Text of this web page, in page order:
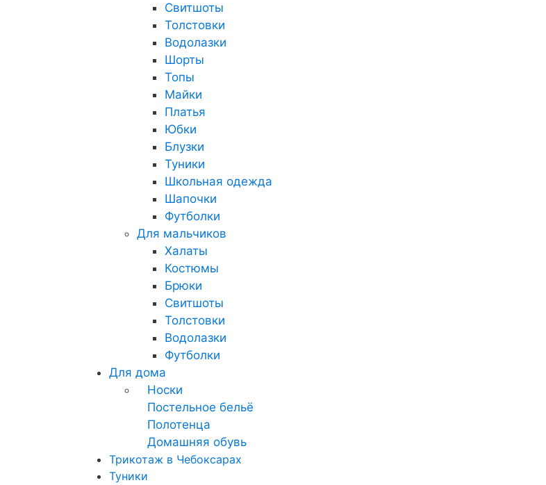
Свитшоты
Толстовки
Водолазки
Шорты
Топы
Майки
Платья
Юбки
Блузки
Туники
Школьная одежда
Шапочки
Футболки
Для мальчиков
Халаты
Костюмы
Брюки
Свитшоты
Толстовки
Водолазки
Футболки
Для дома
Носки
Постельное бельё
Полотенца
Домашняя обувь
Трикотаж в Чебоксарах
Туники